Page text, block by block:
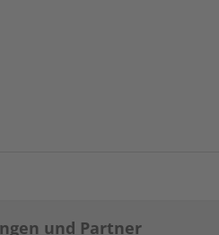
und Partner